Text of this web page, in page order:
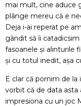
mai mult, cine aduce
plânge mereu că e
Deja i-ai reperat pe
gândit să îi
fasoanele și alinturile
și cu totul inedit, așa
E clar că pornim de la
vorbit că de data asta
impresiona cu un joc